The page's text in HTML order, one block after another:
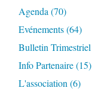
Agenda (70)
Evénements(64)
Bulletin Trimestriel
Info Partenaire(15)
L'association (6)